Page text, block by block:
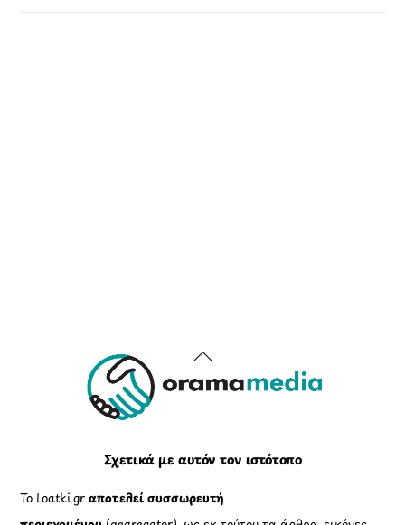
Back
To
Σχετικά με αυτόν τον ιστότοπο
Το Loatki.grαποτελεί συσσωρευτή